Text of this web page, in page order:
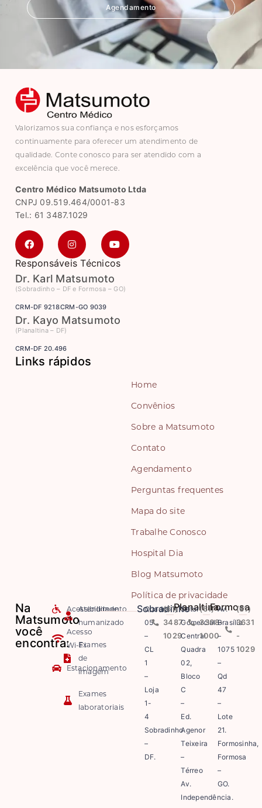
Agendamento
Valorizamos sua confiança e nos esforçamos
continuamente para oferecer um atendimento de
qualidade. Conte conosco para ser atendido com a
excelência que você merece.
Centro Médico Matsumoto Ltda
CNPJ 09.519.464/0001-83
Tel.: 61 3487.1029
Responsáveis Técnicos
Dr. Karl Matsumoto
(Sobradinho – DF e Formosa – GO)
CRM-DF 9218CRM-GO 9039
Dr. Kayo Matsumoto
(Planaltina – DF)
CRM-DF 20.496
Links rápidos
Home
Convênios
Sobre a Matsumoto
Contato
Agendamento
Perguntas frequentes
Mapa do site
Trabalhe Conosco
Hospital Dia
Blog Matsumoto
Política de privacidade
Na
Matsumoto
você
encontra:
Acessibilidade
Acesso
Wi-Fi
Estacionamento
Atendimento
humanizado
Exames
de
imagem
Exames
laboratoriais
Sobradinho
Quadra
05
–
CL
1
–
Loja
1-
4
Sobradinho
–
DF.
(61)
3487-
1029
Planaltina
Setor
Comercial
Central
Quadra
02,
Bloco
C
–
Ed.
Agenor
Teixeira
–
Térreo
Av.
Independência.
(61)
3308-
1000
Formosa
Av.
Brasília
–
1075
–
Qd
47
–
Lote
21.
Formosinha,
Formosa
–
GO.
(61)
3631
-
1029